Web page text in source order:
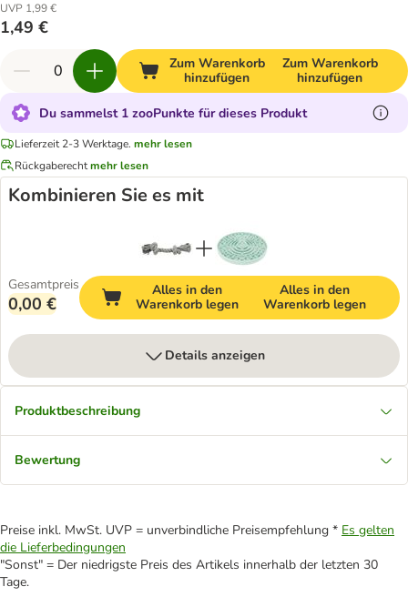
UVP 1,99 €
1,49 €
Zum Warenkorb
hinzufügen
Zum Warenkorb
hinzufügen
Du sammelst 1 zooPunkte für dieses Produkt
Lieferzeit 2-3 Werktage. mehr lesen
Rückgaberechtmehr lesen
Kombinieren Sie es mit
Gesamtpreis
0,00 €
Alles in den
Warenkorb legen
Alles in den
Warenkorb legen
Details anzeigen
Produktbeschreibung
Bewertung
Preise inkl. MwSt. UVP = unverbindliche Preisempfehlung * Es gelten
die Lieferbedingungen
"Sonst" = Der niedrigste Preis des Artikels innerhalb der letzten 30
Tage.